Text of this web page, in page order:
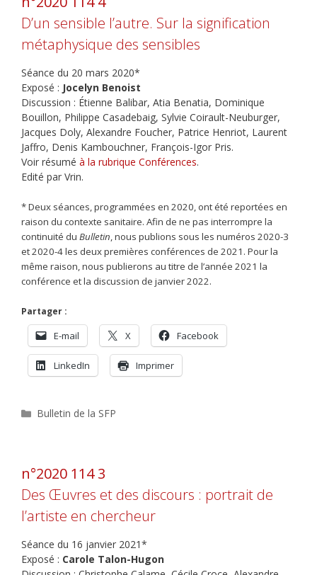
D’un sensible l’autre. Sur la signification
métaphysique des sensibles
Séance du 20 mars 2020*
Exposé : Jocelyn Benoist
Discussion : Étienne Balibar, Atia Benatia, Dominique
Bouillon, Philippe Casadebaig, Sylvie Coirault-Neuburger,
Jacques Doly, Alexandre Foucher, Patrice Henriot, Laurent
Jaffro, Denis Kambouchner, François-Igor Pris.
Voir résumé à la rubrique Conférences.
Edité par Vrin.
* Deux séances, programmées en 2020, ont été reportées en
raison du contexte sanitaire. Afin de ne pas interrompre la
continuité du Bulletin, nous publions sous les numéros 2020-3
et 2020-4 les deux premières conférences de 2021. Pour la
même raison, nous publierons au titre de l’année 2021 la
conférence et la discussion de janvier 2022.
Partager :
E-mail X Facebook
LinkedIn Imprimer
Catégories
Bulletin de la SFP
n°2020 114 3
Des Œuvres et des discours : portrait de
l’artiste en chercheur
Séance du 16 janvier 2021*
Exposé : Carole Talon-Hugon